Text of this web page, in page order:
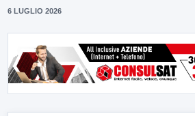
6 LUGLIO 2026